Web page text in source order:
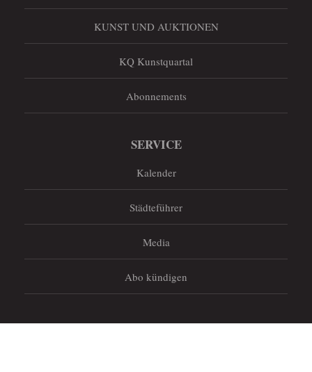
KUNST UND AUKTIONEN
KQ Kunstquartal
Abonnements
SERVICE
Kalender
Städteführer
Media
Abo kündigen